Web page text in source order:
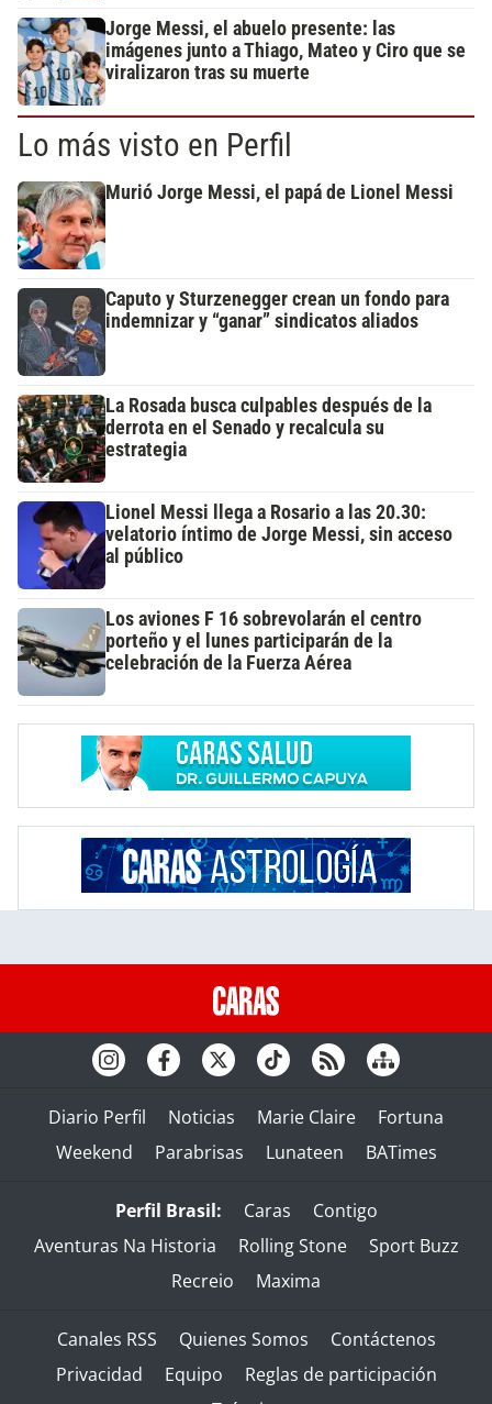
Jorge Messi, el abuelo presente: las
imágenes junto a Thiago, Mateo y Ciro que se
viralizaron tras su muerte
Lo más visto en Perfil
Murió Jorge Messi, el papá de Lionel Messi
Caputo y Sturzenegger crean un fondo para
indemnizar y “ganar” sindicatos aliados
La Rosada busca culpables después de la
derrota en el Senado y recalcula su
estrategia
Lionel Messi llega a Rosario a las 20.30:
velatorio íntimo de Jorge Messi, sin acceso
al público
Los aviones F 16 sobrevolarán el centro
porteño y el lunes participarán de la
celebración de la Fuerza Aérea
Diario Perfil Noticias Marie Claire
Fortuna
Weekend
Parabrisas Lunateen BATimes
Perfil Brasil: Caras
Contigo
Aventuras Na Historia
Rolling Stone
Sport Buzz
Recreio
Maxima
Canales RSS Quienes Somos
Contáctenos
Privacidad
Equipo
Reglas de participación